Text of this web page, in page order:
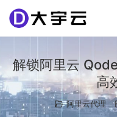
解锁阿里云
高
阿里云代理